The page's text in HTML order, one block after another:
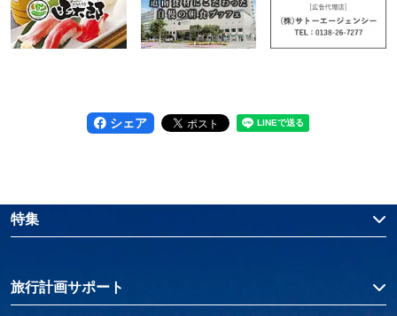
シェア
特集
旅行計画サポート